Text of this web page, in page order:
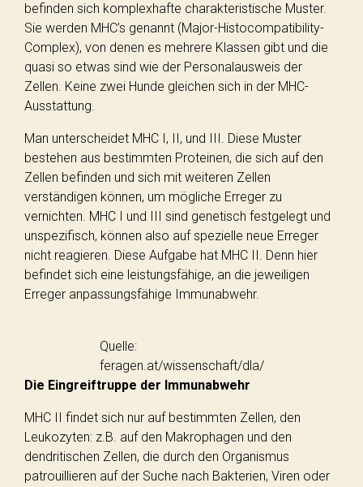
befinden sich komplexhafte charakteristische Muster.
Sie werden MHC’s genannt (Major-Histocompatibility-
Complex), von denen es mehrere Klassen gibt und die
quasi so etwas sind wie der Personalausweis der
Zellen. Keine zwei Hunde gleichen sich in der MHC-
Ausstattung.
Man unterscheidet MHC I, II, und III. Diese Muster
bestehen aus bestimmten Proteinen, die sich auf den
Zellen befinden und sich mit weiteren Zellen
verständigen können, um mögliche Erreger zu
vernichten. MHC I und III sind genetisch festgelegt und
unspezifisch, können also auf spezielle neue Erreger
nicht reagieren. Diese Aufgabe hat MHC II. Denn hier
befindet sich eine leistungsfähige, an die jeweiligen
Erreger anpassungsfähige Immunabwehr.
Quelle:
feragen.at/wissenschaft/dla/
Die Eingreiftruppe der Immunabwehr
MHC II findet sich nur auf bestimmten Zellen, den
Leukozyten: z.B. auf den Makrophagen und den
dendritischen Zellen, die durch den Organismus
patrouillieren auf der Suche nach Bakterien, Viren oder